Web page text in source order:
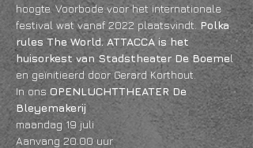
hoogte. Voorbode voor het internationale
festival wat vanaf 2022 plaatsvindt. Polka
rules The World. ATTACCA is het
huisorkest van Stadstheater De Boemel
en geïnitieerd door Gerard Korthout.
In ons OPENLUCHTTHEATER De
Bleyemakerij
maandag 19 juli
Aanvang 20.00 uur